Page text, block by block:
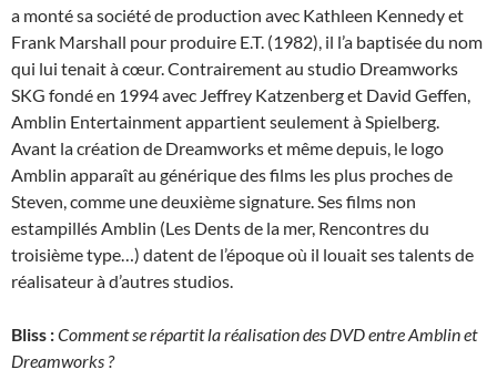
a monté sa société de production avec Kathleen Kennedy et
Frank Marshall pour produire E.T. (1982), il l’a baptisée du nom
qui lui tenait à cœur. Contrairement au studio Dreamworks
SKG fondé en 1994 avec Jeffrey Katzenberg et David Geffen,
Amblin Entertainment appartient seulement à Spielberg.
Avant la création de Dreamworks et même depuis, le logo
Amblin apparaît au générique des films les plus proches de
Steven, comme une deuxième signature. Ses films non
estampillés Amblin (Les Dents de la mer, Rencontres du
troisième type…) datent de l’époque où il louait ses talents de
réalisateur à d’autres studios.
Bliss :Comment se répartit la réalisation des DVD entre Amblin et
Dreamworks ?